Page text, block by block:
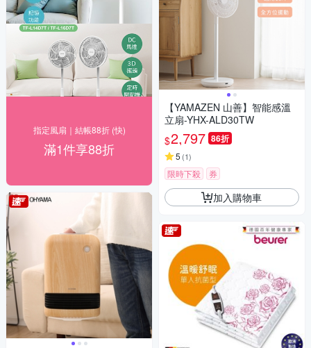
指定風扇｜結帳88折 (快)
滿1件享88折
【YAMAZEN 山善】智能感溫
立扇-YHX-ALD30TW
$2,797 86折
5 (1)
限時下殺 券
加入購物車